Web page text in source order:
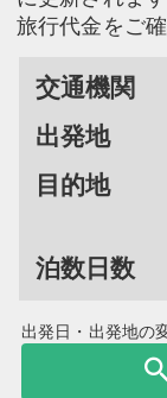
旅行代金をご
交通機関
出発地
目的地
泊数日数
出発日・出発地の